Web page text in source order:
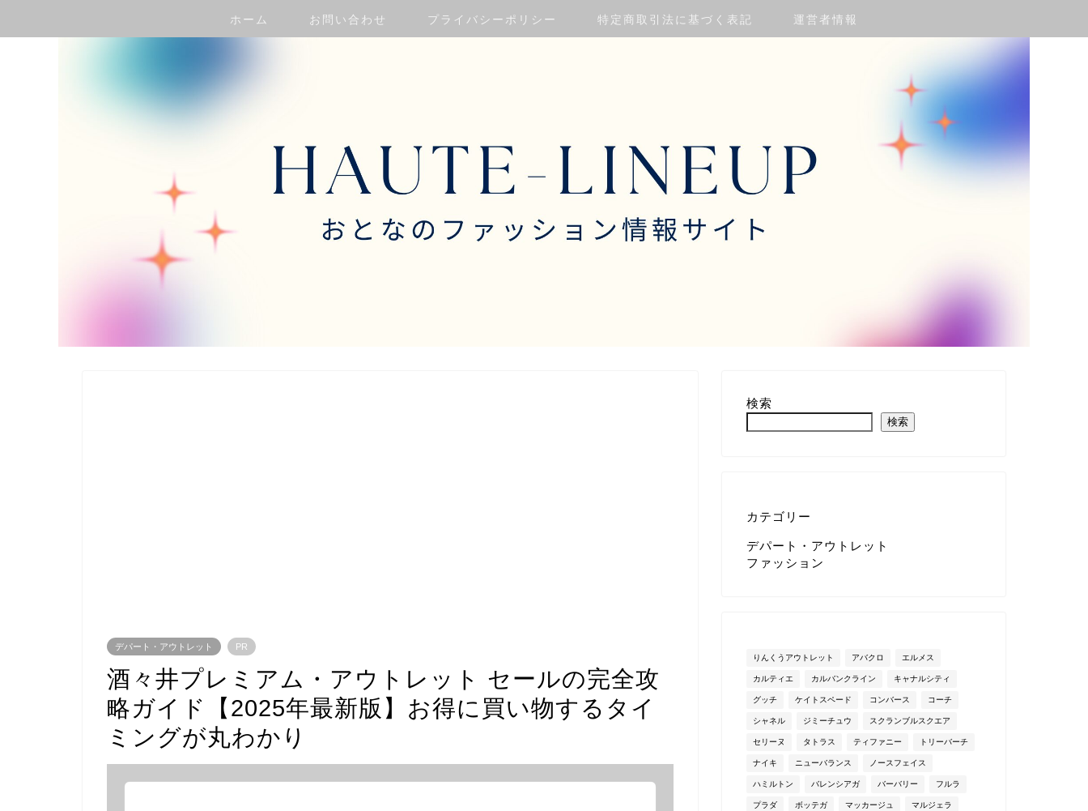
ホーム お問い合わせ プライバシーポリシー 特定商取引法に基づく表記 運営者情報
デパート・アウトレット PR
酒々井プレミアム・アウトレット セールの完全攻
略ガイド【2025年最新版】お得に買い物するタイ
ミングが丸わかり
検索
検索
カテゴリー
デパート・アウトレット
ファッション
りんくうアウトレット アバクロ エルメス
カルティエ カルバンクライン キャナルシティ
グッチ ケイトスペード コンバース コーチ
シャネル ジミーチュウ スクランブルスクエア
セリーヌ タトラス ティファニー トリーバーチ
ナイキ ニューバランス ノースフェイス
ハミルトン バレンシアガ バーバリー フルラ
プラダ ボッテガ マッカージュ マルジェラ